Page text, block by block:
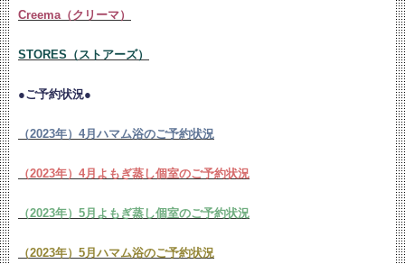
Creema（クリーマ）
STORES（ストアーズ）
●ご予約状況●
（2023年）4月ハマム浴のご予約状況
（2023年）4月よもぎ蒸し個室のご予約状況
（2023年）5月よもぎ蒸し個室のご予約状況
（2023年）5月ハマム浴のご予約状況